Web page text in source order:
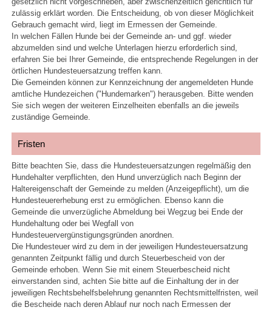
zulässig erklärt worden. Die Entscheidung, ob von dieser Möglichkeit
Gebrauch gemacht wird, liegt im Ermessen der Gemeinde.
In welchen Fällen Hunde bei der Gemeinde an- und ggf. wieder
abzumelden sind und welche Unterlagen hierzu erforderlich sind,
erfahren Sie bei Ihrer Gemeinde, die entsprechende Regelungen in der
örtlichen Hundesteuersatzung treffen kann.
Die Gemeinden können zur Kennzeichnung der angemeldeten Hunde
amtliche Hundezeichen ("Hundemarken") herausgeben. Bitte wenden
Sie sich wegen der weiteren Einzelheiten ebenfalls an die jeweils
zuständige Gemeinde.
Fristen
Bitte beachten Sie, dass die Hundesteuersatzungen regelmäßig den
Hundehalter verpflichten, den Hund unverzüglich nach Beginn der
Haltereigenschaft der Gemeinde zu melden (Anzeigepflicht), um die
Hundesteuererhebung erst zu ermöglichen. Ebenso kann die
Gemeinde die unverzügliche Abmeldung bei Wegzug bei Ende der
Hundehaltung oder bei Wegfall von
Hundesteuervergünstigungsgründen anordnen.
Die Hundesteuer wird zu dem in der jeweiligen Hundesteuersatzung
genannten Zeitpunkt fällig und durch Steuerbescheid von der
Gemeinde erhoben. Wenn Sie mit einem Steuerbescheid nicht
einverstanden sind, achten Sie bitte auf die Einhaltung der in der
jeweiligen Rechtsbehelfsbelehrung genannten Rechtsmittelfristen, weil
die Bescheide nach deren Ablauf nur noch nach Ermessen der